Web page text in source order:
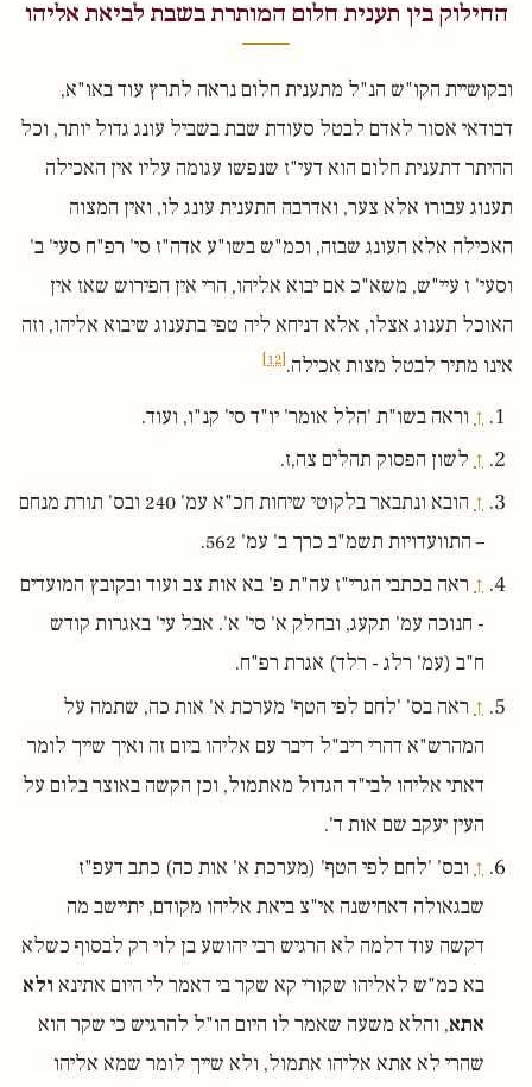
החילוק בין תענית חלום המותרת בשבת לביאת אליהו
ובקושיית הקו"ש הנ"ל מתענית חלום נראה לתרץ עוד באו"א,
דבודאי אסור לאדם לבטל סעודת שבת בשביל עונג גדול יותר, וכל
ההיתר דתענית חלום הוא דעי"ז שנפשו עגומה עליו אין האכילה
תענוג עבורו אלא צער, ואדרבה התענית עונג לו, ואין המצוה
האכילה אלא העונג שבזה, וכמ"ש בשו"ע אדה"ז סי' רפ"ח סעי' ב'
וסעי' ז עיי"ש, משא"כ אם יבוא אליהו, הרי אין הפירוש שאז אין
האוכל תענוג אצלו, אלא דניחא ליה טפי בתענוג שיבוא אליהו, וזה
אינו מתיר לבטל מצות אכילה.[12]
↑ וראה בשו"ת 'הלל אומר' יו"ד סי' קנ"ו, ועוד.
↑ לשון הפסוק תהלים צה,ז.
↑
הובא ונתבאר בלקוטי שיחות חכ"א עמ' 240 ובס' תורת מנחם
– התוועדויות תשמ"ב כרך ב' עמ' 562.
↑ ראה בכתבי הגרי"ז עה"ת פ' בא אות צב ועוד ובקובץ המועדים
- חנוכה עמ' תקעג, ובחלק א' סי' א'. אבל עי' באגרות קודש
ח"ב (עמ' רלג - רלד) אגרת רפ"ח.
↑ ראה בס' 'לחם לפי הטף' מערכת א' אות כה, שתמה על
המהרש"א דהרי ריב"ל דיבר עם אליהו ביום זה ואיך שייך לומר
דאתי אליהו לבי"ד הגדול מאתמול, וכן הקשה באוצר בלום על
העין יעקב שם אות ד'.
↑ ובס' 'לחם לפי הטף' (מערכת א' אות כה) כתב דעפ"ז
שבגאולה דאחישנה אי"צ ביאת אליהו מקודם, יתיישב מה
דקשה עוד דלמה לא הרגיש רבי יהושע בן לוי רק לבסוף כשלא
בא כמ"ש לאליהו שקורי קא שקר בי דאמר לי היום אתינא ולא
אתא, והלא משעה שאמר לו היום הו"ל להרגיש כי שקר הוא
שהרי לא אתא אליהו אתמול, ולא שייך לומר שמא אליהו